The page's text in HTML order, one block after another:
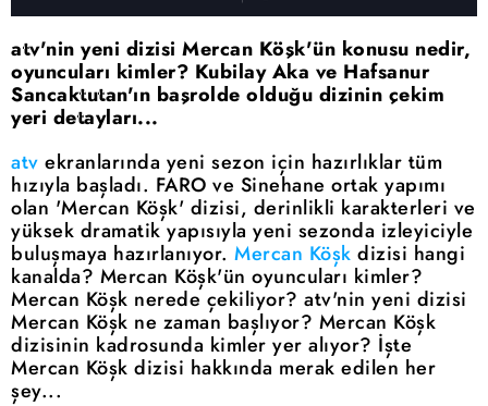
atv'nin yeni dizisi Mercan Köşk'ün konusu nedir,
oyuncuları kimler? Kubilay Aka ve Hafsanur
Sancaktutan'ın başrolde olduğu dizinin çekim
yeri detayları...
atv ekranlarında yeni sezon için hazırlıklar tüm
hızıyla başladı. FARO ve Sinehane ortak yapımı
olan 'Mercan Köşk' dizisi, derinlikli karakterleri ve
yüksek dramatik yapısıyla yeni sezonda izleyiciyle
buluşmaya hazırlanıyor. Mercan Köşk dizisi hangi
kanalda? Mercan Köşk'ün oyuncuları kimler?
Mercan Köşk nerede çekiliyor? atv'nin yeni dizisi
Mercan Köşk ne zaman başlıyor? Mercan Köşk
dizisinin kadrosunda kimler yer alıyor? İşte
Mercan Köşk dizisi hakkında merak edilen her
şey...